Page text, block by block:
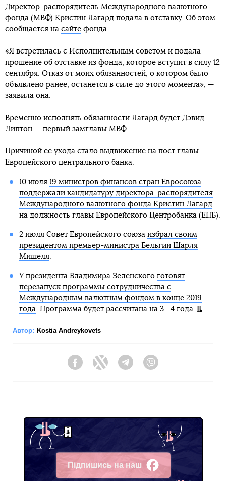
Директор-распорядитель Международного валютного
фонда (МВФ) Кристин Лагард подала в отставку. Об этом
сообщается на сайте фонда.
«Я встретилась с Исполнительным советом и подала
прошение об отставке из фонда, которое вступит в силу 12
сентября. Отказ от моих обязанностей, о котором было
объявлено ранее, останется в силе до этого момента», —
заявила она.
Временно исполнять обязанности Лагард будет Дэвид
Липтон — первый замглавы МВФ.
Причиной ее ухода стало выдвижение на пост главы
Европейского центрального банка.
10 июля 19 министров финансов стран Евросоюза
поддержали кандидатуру директора-распорядителя
Международного валютного фонда Кристин Лагард
на должность главы Европейского Центробанка (ЕЦБ).
2 июля Совет Европейского союза избрал своим
президентом премьер-министра Бельгии Шарля
Мишеля.
У президента Владимира Зеленского готовят
перезапуск программы сотрудничества с
Международным валютным фондом в конце 2019
года. Программа будет рассчитана на 3—4 года.
Автор: Kostia Andreykovets
FacebookTwitter Telegram
Підпишись на наш
Facebook